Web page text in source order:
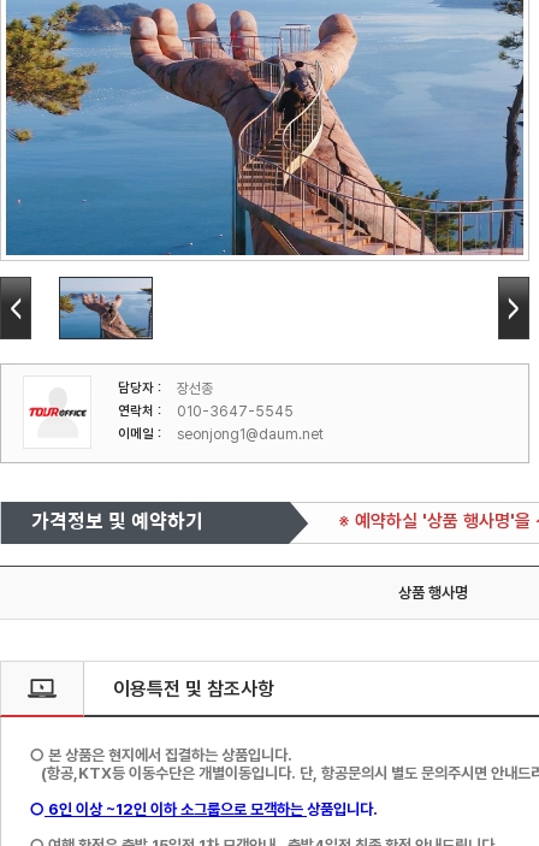
담당자 : 장선종
연락처 : 010-3647-5545
이메일 : seonjong1@daum.net
가격정보 및 예약하기 ※ 예약하실 '상품 행사명'을
상품 행사명
이용특전 및 참조사항
○ 본 상품은 현지에서 집결하는 상품입니다.
(항공,KTX등 이동수단은 개별이동입니다. 단, 항공문의시 별도 문의주시면 안내드
○ 6인 이상 ~12인 이하 소그룹으로 모객하는 상품입니다.